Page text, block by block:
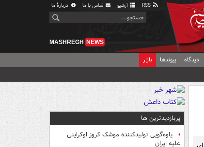
آرشیو تماس با ما دربارهٔ ما
MASHREGH NEWS
دیدگاه پیوندها بازار
پربازدیدترین ها
یاوه‌گویی تولیدکننده موشک کروز اوکراینی
علیه ایران